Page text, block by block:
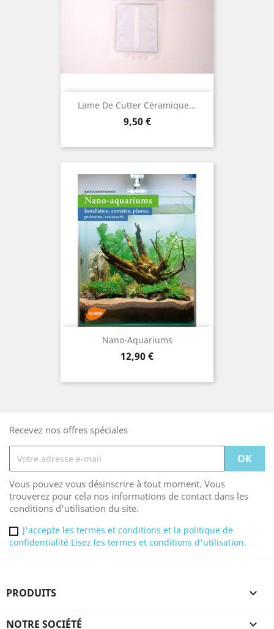
Lame De Cutter Céramique...
Prix
9,50 €
Nano-Aquariums
Prix
12,90 €
Recevez nos offres spéciales
Vous pouvez vous désinscrire à tout moment. Vous
trouverez pour cela nos informations de contact dans les
conditions d'utilisation du site.
J'accepte les termes et conditions et la politique de
confidentialité Lisez les termes et conditions d'utilisation.
PRODUITS 
NOTRE SOCIÉTÉ 